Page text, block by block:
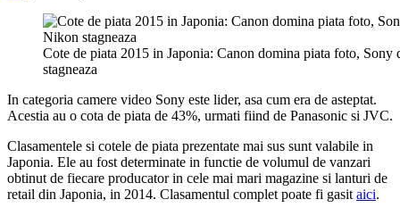
Cote de piata 2015 in Japonia: Canon domina piata foto,
stagneaza
In categoria camere video Sony este lider, asa cum era de asteptat.
Acestia au o cota de piata de 43%, urmati fiind de Panasonic si JVC.
Clasamentele si cotele de piata prezentate mai sus sunt valabile in
Japonia. Ele au fost determinate in functie de volumul de vanzari
obtinut de fiecare producator in cele mai mari magazine si lanturi de
retail din Japonia, in 2014. Clasamentul complet poate fi gasit aici.